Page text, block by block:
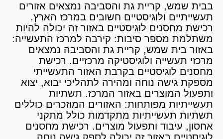
בבית שמש, קריית גת והסביבה נמצאים אזורים
תעשייתיים ולוגיסטיים חשובים במרכז הארץ.
רכישת מחסנים לוגיסטיים באזור זה יכולה להיות
משתלמת מספר סיבות: קירבה למרכז התעשייה:
באזור בית שמש, קריית גת והסביבה נמצאים
מרכזי תעשייה ולוגיסטיקה מרכזיים. רכישת
מחסנים לוגיסטיים בקרבת האזור התעשייתי
מספקת גישה נוחה ומהירה לתהליכי יבוא, יצוא
ותפעול המוצרים באזור המרכז. תשתיות
תעשייתיות מפותחות: האזורים המוזכרים כוללים
תשתיות תעשייתיות מתקדמות כולל מתקני
אחסון, עיבוד ותפעול מוצרים. רכישת מחסנים